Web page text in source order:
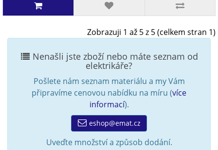
Zobrazuji 1 až 5 z 5 (celkem stran 1)
Nenašli jste zboží nebo máte seznam od
elektrikáře?
Pošlete nám seznam materiálu a my Vám
připravíme cenovou nabídku na míru (více
informací).
eshop@emat.cz
Uveďte množství a způsob dodání.